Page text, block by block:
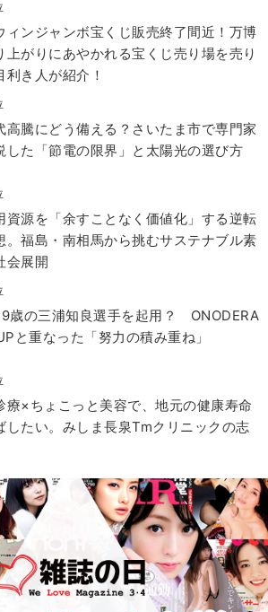
ィンジャンボ宝くじ販売終了間近！万博
上がりにあやかれる宝くじ売り場を売り
利き人が紹介！
高騰にどう備える？さいたま市で専門家
した「節電の限界」と太陽光の選び方
資源を「余すことなく価値化」する逆転
。福島・南相馬から挑むサステナブル素
会展開​
歳の三浦知良選手を起用？ ONODERA
と重なった「努力の積み重ね」
療×ちょこっと美容で、地元の健康寿命
したい。みしま長泉Tmクリニックの志